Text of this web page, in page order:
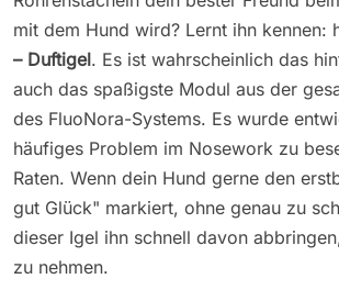
mit dem Hund wird? Lernt ihn kennen:
– Duftigel. Es ist wahrscheinlich das
auch das spaßigste Modul aus der
des FluoNora-Systems. Es wurde
häufiges Problem im Nosework zu
Raten. Wenn dein Hund gerne den
gut Glück" markiert, ohne genau zu
dieser Igel ihn schnell davon
zu nehmen.